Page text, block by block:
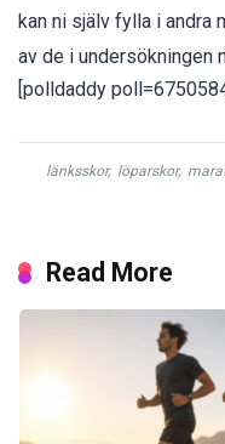
kan ni själv fylla i andra
av de i undersökningen
[polldaddy
länksskor, löparskor,
Read More